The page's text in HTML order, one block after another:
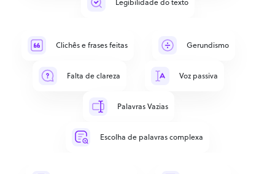
Legibilidade do texto
Clichês e frases feitas Gerundismo
Falta de clareza Voz passiva
Palavras Vazias
Escolha de palavras complexa